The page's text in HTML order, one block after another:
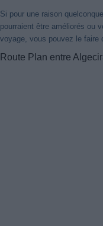
Si pour une raison
pourraient être améliorés ou
voyage, vous pouvez le faire
Route Plan entre